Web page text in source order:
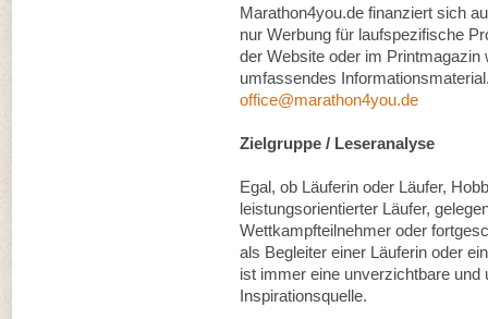
Marathon4you.de finanziert sich
nur Werbung für laufspezifische
der Website oder im
umfassendes
office@marathon4you.de
Zielgruppe / Leseranalyse
Egal, ob Läuferin oder Läufer,
leistungsorientierter Läufer,
Wettkampfteilnehmer oder
als Begleiter einer Läuferin oder
ist immer eine unverzichtbare
Inspirationsquelle.